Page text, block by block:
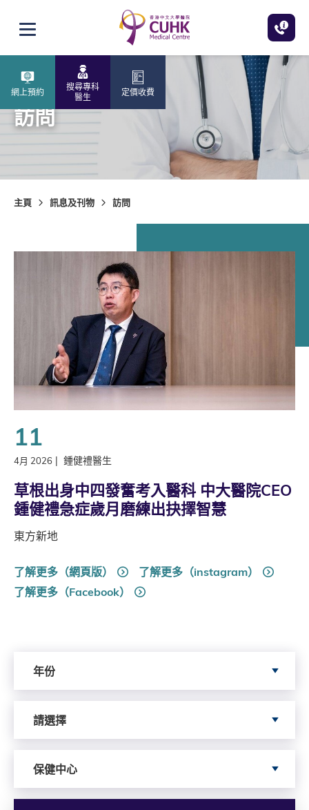
打開選單
網上預約
搜尋專科
醫生
定價收費
訪問
主頁 訊息及刊物 訪問
11
4月 2026 | 鍾健禮醫生
草根出身中四發奮考入醫科 中大醫院CEO
鍾健禮急症歲月磨練出抉擇智慧
東方新地
了解更多（網頁版）
了解更多（instagram）
了解更多（Facebook）
年份
請選擇
保健中心